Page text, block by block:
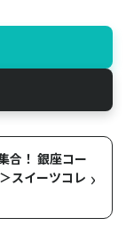
合！ 銀座コー
スイーツコレ ›